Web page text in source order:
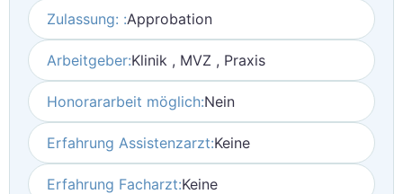
Zulassung: :Approbation
Arbeitgeber:Klinik , MVZ , Praxis
Honorararbeit möglich:Nein
Erfahrung Assistenzarzt:Keine
Erfahrung Facharzt:Keine